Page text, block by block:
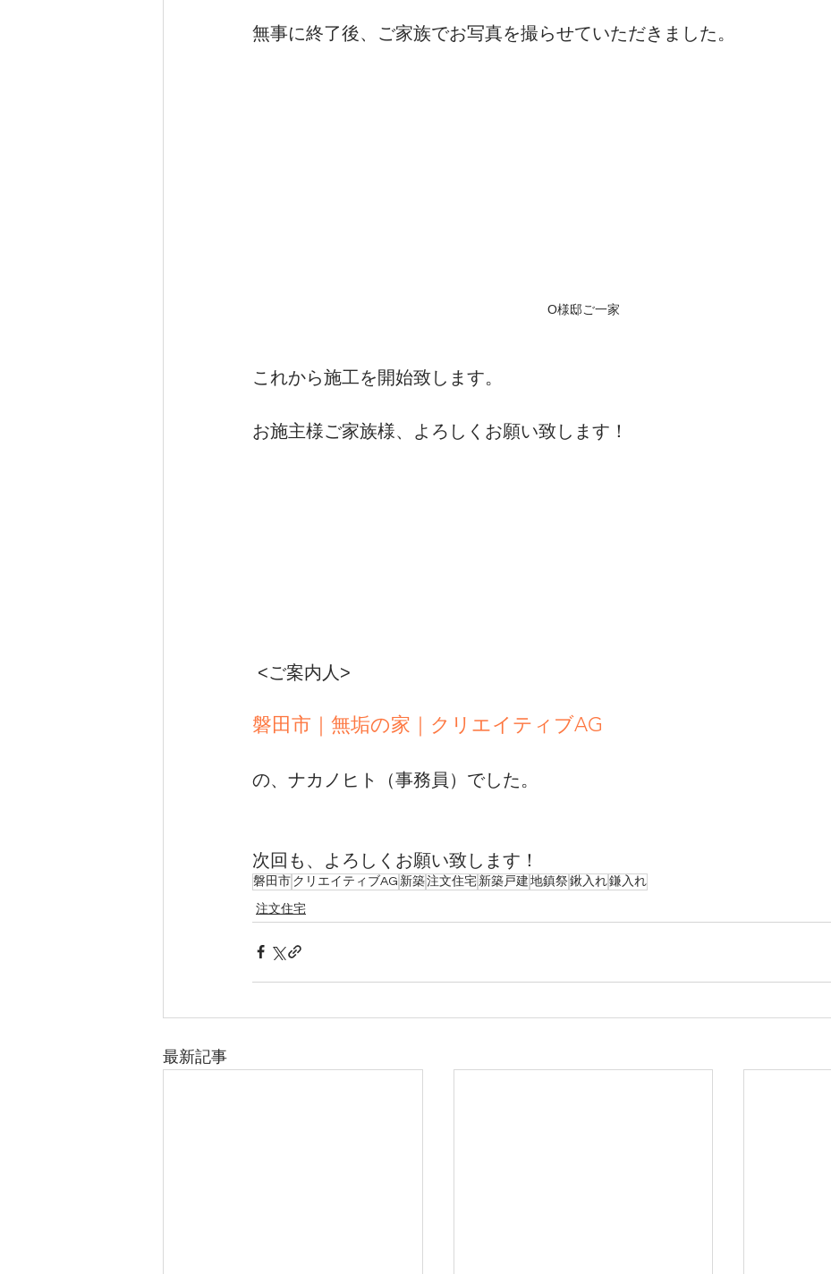
無事に終了後、ご家族でお写真を撮らせていただきました。
O様邸ご一家
これから施工を開始致します。
お施主様ご家族様、よろしくお願い致します！
<ご案内人>
磐田市｜無垢の家｜クリエイティブAG
の、ナカノヒト（事務員）でした。
次回も、よろしくお願い致します！
磐田市 クリエイティブAG 新築注文住宅 新築戸建 地鎮祭 鍬入れ鎌入れ
注文住宅
最新記事